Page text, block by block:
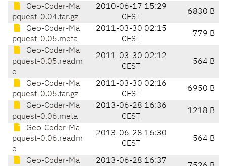
Geo-Coder-Ma
pquest-0.04.tar.gz
2010-06-17 15:29
CEST
6830 B
Geo-Coder-Ma
pquest-0.05.meta
2011-03-30 02:15
CEST
779 B
Geo-Coder-Ma
pquest-0.05.readm
e
2011-03-30 02:12
CEST
564 B
Geo-Coder-Ma
pquest-0.05.tar.gz
2011-03-30 02:16
CEST
6950 B
Geo-Coder-Ma
pquest-0.06.meta
2013-06-28 16:36
CEST
1218 B
Geo-Coder-Ma
pquest-0.06.readm
e
2013-06-28 16:30
CEST
564 B
Geo-Coder-Ma 2013-06-28 16:37